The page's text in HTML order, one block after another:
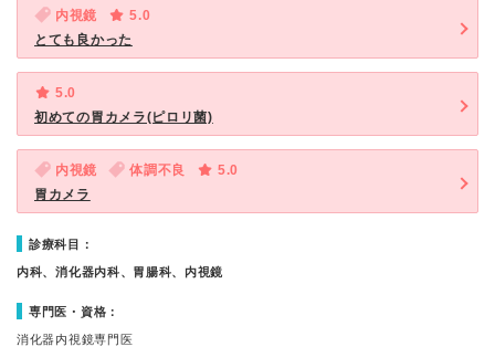
内視鏡
5.0
とても良かった
5.0
初めての胃カメラ(ピロリ菌)
内視鏡 体調不良
5.0
胃カメラ
診療科目：
内科、消化器内科、胃腸科、内視鏡
専門医・資格：
消化器内視鏡専門医